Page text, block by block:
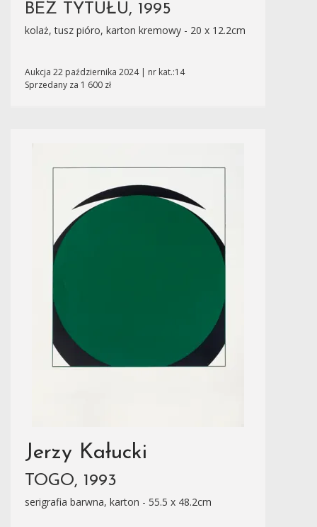
BEZ TYTUŁU, 1995
kolaż, tusz pióro, karton kremowy - 20 x 12.2cm
Aukcja 22 października 2024 | nr kat.:14
Sprzedany za 1 600 zł
Jerzy Kałucki
TOGO, 1993
serigrafia barwna, karton - 55.5 x 48.2cm